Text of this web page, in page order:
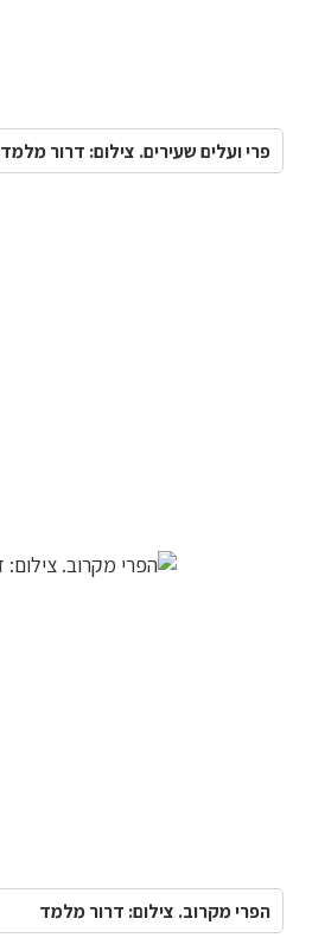
פרי ועלים שעירים. צילום: דרור מלמד
הפרי מקרוב. צילום: דרור מלמד